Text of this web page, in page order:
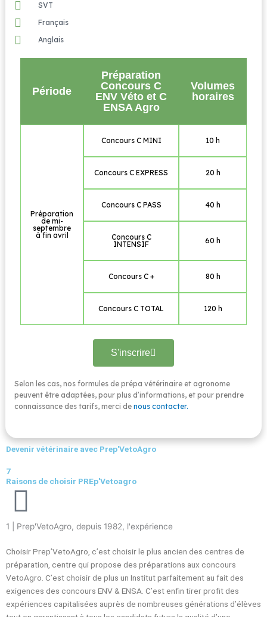
SVT
Français
Anglais
Période
Préparation
Concours C
ENV Véto et C
ENSA Agro
Volumes
horaires
Préparation
de mi-
septembre
à fin avril
Concours C MINI 10 h
Concours C EXPRESS 20 h
Concours C PASS 40 h
Concours C
INTENSIF
60 h
Concours C + 80 h
Concours C TOTAL 120 h
S'inscrire
Selon les cas, nos formules de prépa vétérinaire et agronome
peuvent être adaptées, pour plus d’informations, et pour prendre
connaissance des tarifs, merci de nous contacter.
Devenir vétérinaire avec Prep'VetoAgro
7
Raisons de choisir PREp'Vetoagro
1 | Prep'VetoAgro, depuis 1982, l'expérience
Choisir Prep’VetoAgro, c’est choisir le plus ancien des centres de
préparation, centre qui propose des préparations aux concours
VetoAgro. C’est choisir de plus un Institut parfaitement au fait des
exigences des concours ENV & ENSA. C’est enfin tirer profit des
expériences capitalisées auprès de nombreuses générations d’élèves